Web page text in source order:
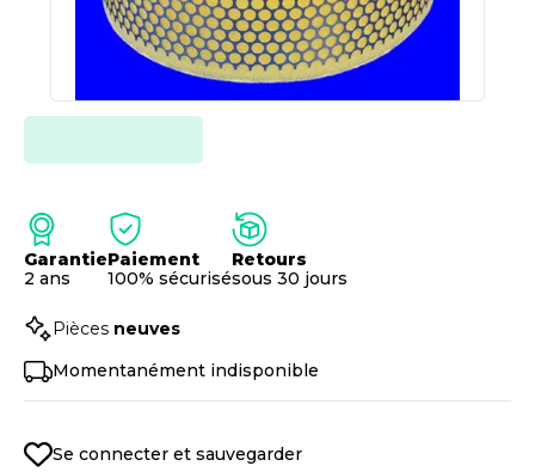
Garantie
2 ans
Paiement
100% sécurisé
Retours
sous 30 jours
Pièces neuves
Momentanément indisponible
Se connecter et sauvegarder